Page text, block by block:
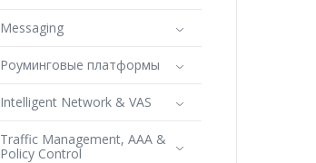
Messaging
Роуминговые платформы
Intelligent Network & VAS
Traffic Management, AAA &
Policy Control